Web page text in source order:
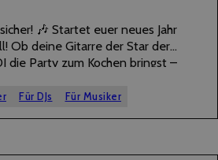
🎶 Startet euer neues Jahr
Ob deine Gitarre der Star der
die Party zum Kochen bringst –
Für DJs Für Musiker